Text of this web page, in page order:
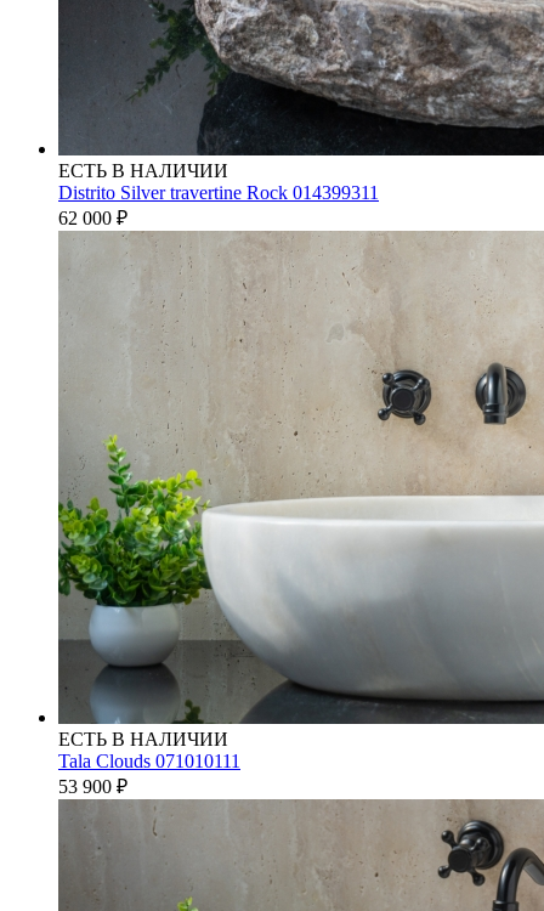
ЕСТЬ В НАЛИЧИИ
Distrito Silver travertine Rock 014399311
62 000 ₽
ЕСТЬ В НАЛИЧИИ
Tala Clouds 071010111
53 900 ₽